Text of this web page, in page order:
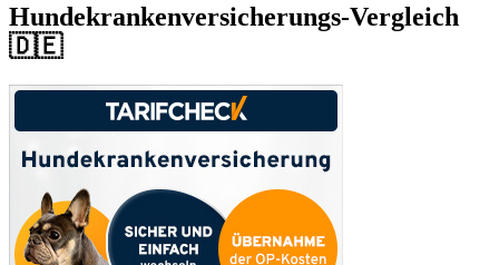
Hundekrankenversicherungs-Vergleich
🇩🇪